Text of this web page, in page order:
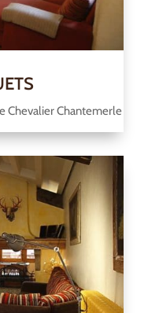
Chevalier Chantemerle